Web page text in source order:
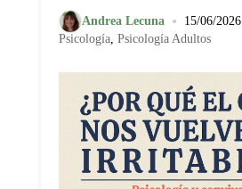
Andrea Lecuna • 15/06/2026
Psicología, Psicología Adultos